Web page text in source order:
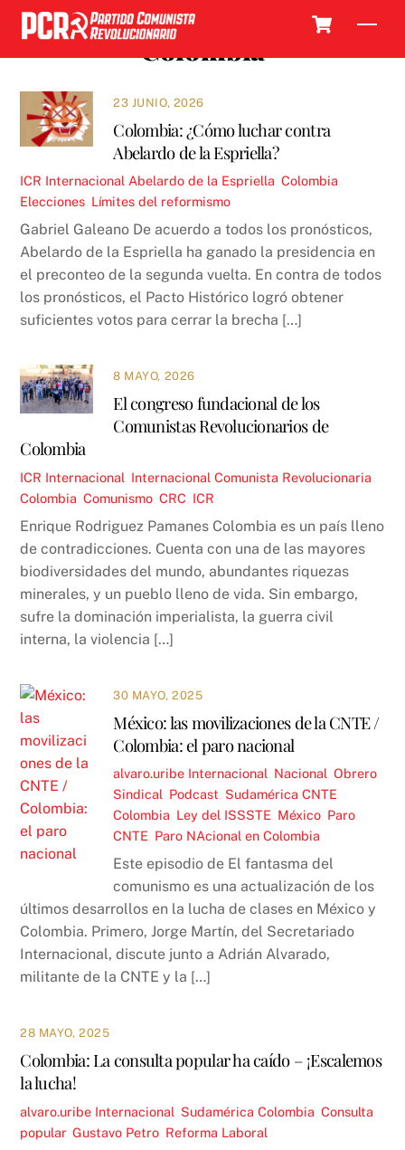
Skip
content
Colombia
23 JUNIO, 2026
Colombia: ¿Cómo luchar contra
Abelardo de la Espriella?
ICR Internacional Abelardo de la Espriella ,Colombia
Elecciones Límites del reformismo
Gabriel Galeano De acuerdo a todos los pronósticos,
Abelardo de la Espriella ha ganado la presidencia en
el preconteo de la segunda vuelta. En contra de todos
los pronósticos, el Pacto Histórico logró obtener
suficientes votos para cerrar la brecha […]
8 MAYO, 2026
El congreso fundacional de los
Comunistas Revolucionarios de
Colombia
ICR Internacional Internacional Comunista Revolucionaria
Colombia ,Comunismo ,CRC ICR
Enrique Rodriguez Pamanes Colombia es un país lleno
de contradicciones. Cuenta con una de las mayores
biodiversidades del mundo, abundantes riquezas
minerales, y un pueblo lleno de vida. Sin embargo,
sufre la dominación imperialista, la guerra civil
interna, la violencia […]
30 MAYO, 2025
México: las movilizaciones de la CNTE /
Colombia: el paro nacional
alvaro.uribe Internacional Nacional ,Obrero
Sindical Podcast Sudamérica CNTE
Colombia Ley del ISSSTE México Paro
CNTE Paro NAcional en Colombia
Este episodio de El fantasma del
comunismo es una actualización de los
últimos desarrollos en la lucha de clases en México y
Colombia. Primero, Jorge Martín, del Secretariado
Internacional, discute junto a Adrián Alvarado,
militante de la CNTE y la […]
28 MAYO, 2025
Colombia: La consulta popular ha caído – ¡Escalemos
la lucha!
alvaro.uribe Internacional Sudamérica Colombia ,Consulta
popular,Gustavo Petro Reforma Laboral